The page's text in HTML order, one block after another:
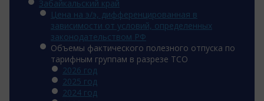
Забайкальский край
Цена на э/э, дифференцированная в
зависимости от условий, определенных
законодательством РФ
Объемы фактического полезного отпуска по
тарифным группам в разрезе ТСО
2026 год
2025 год
2024 год